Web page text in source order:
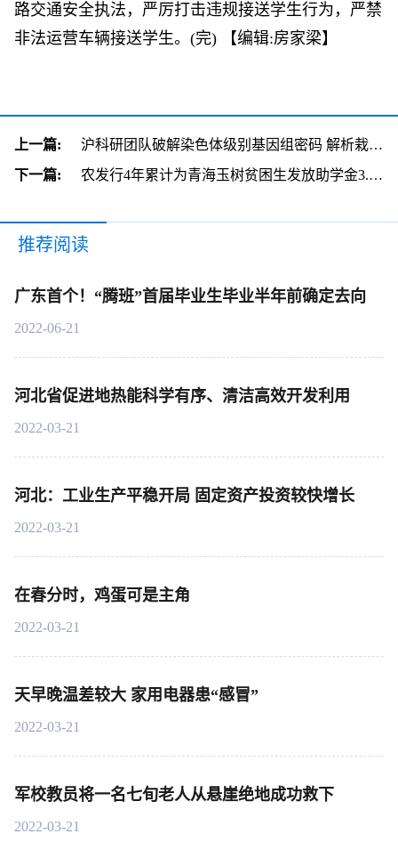
路交通安全执法，严厉打击违规接送学生行为，严禁
非法运营车辆接送学生。(完)
【编辑:房家梁】
上一篇:
沪科研团队破解染色体级别基因组密码 解析栽培菠菜的“前世今生”
下一篇:
农发行4年累计为青海玉树贫困生发放助学金3.6万元
推荐阅读
广东首个！“腾班”首届毕业生毕业半年前确定去向
2022-06-21
河北省促进地热能科学有序、清洁高效开发利用
2022-03-21
河北：工业生产平稳开局 固定资产投资较快增长
2022-03-21
在春分时，鸡蛋可是主角
2022-03-21
天早晚温差较大 家用电器患“感冒”
2022-03-21
军校教员将一名七旬老人从悬崖绝地成功救下
2022-03-21